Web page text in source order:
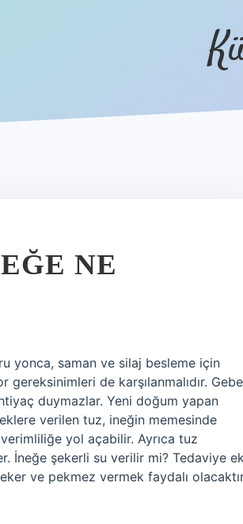
NE
yonca, saman ve silaj besleme için
de karşılanmalıdır. Gebe
duymazlar. Yeni doğum yapan
verilen tuz, ineğin memesinde
yol açabilir. Ayrıca tuz
İneğe şekerli su verilir mi? Tedaviye
ve pekmez vermek faydalı